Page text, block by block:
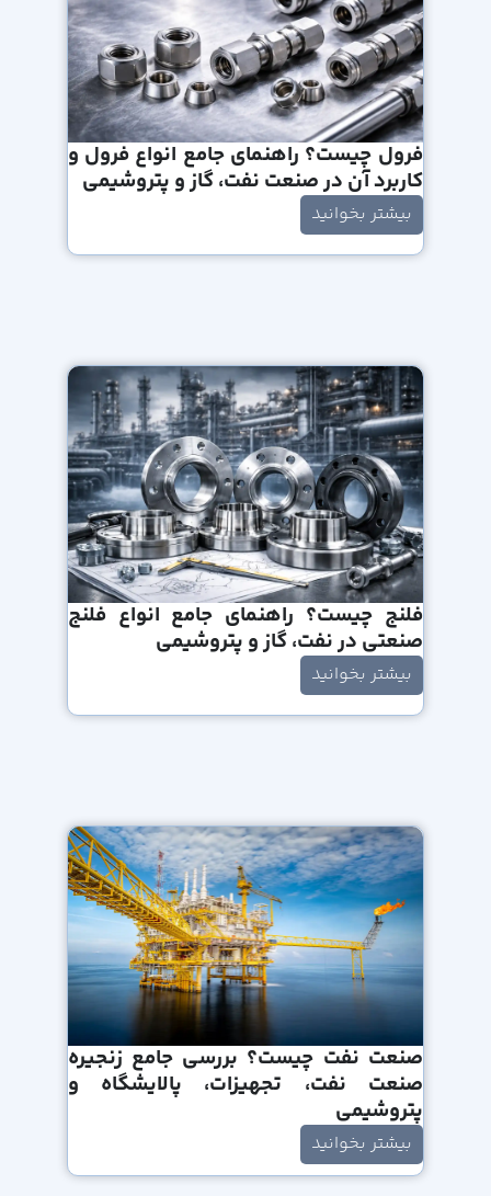
فرول چیست؟ راهنمای جامع انواع فرول و
کاربرد آن در صنعت نفت، گاز و پتروشیمی
بیشتر بخوانید
فلنج چیست؟ راهنمای جامع انواع فلنج
صنعتی در نفت، گاز و پتروشیمی
بیشتر بخوانید
صنعت نفت چیست؟ بررسی جامع زنجیره
صنعت نفت، تجهیزات، پالایشگاه و
پتروشیمی
بیشتر بخوانید